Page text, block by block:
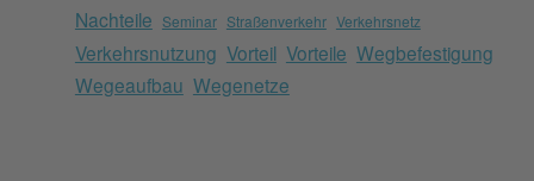
Nachteile Seminar Straßenverkehr Verkehrsnetz
Verkehrsnutzung Vorteil Vorteile Wegbefestigung
Wegeaufbau Wegenetze